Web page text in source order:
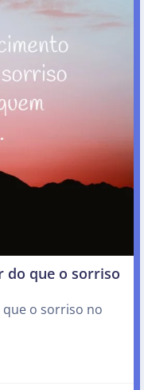
do que o sorriso
o sorriso no